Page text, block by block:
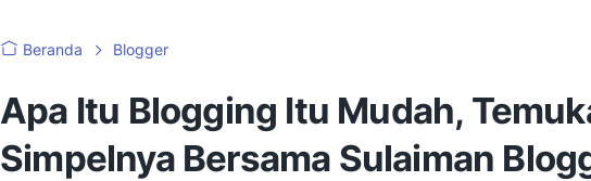
Beranda Blogger
Apa Itu Blogging Itu Mudah,
Simpelnya Bersama Sulaiman